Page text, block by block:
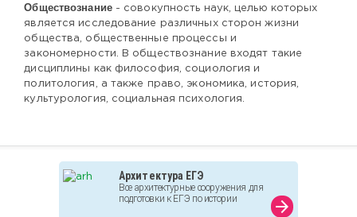
Обществознание - совокупность наук, целью которых
является исследование различных сторон жизни
общества, общественные процессы и
закономерности. В обществознание входят такие
дисциплины как философия, социология и
политология, а также право, экономика, история,
культурология, социальная психология.
Архитектура ЕГЭ
Все архитектурные сооружения для
подготовки к ЕГЭ по истории
arrow_forward